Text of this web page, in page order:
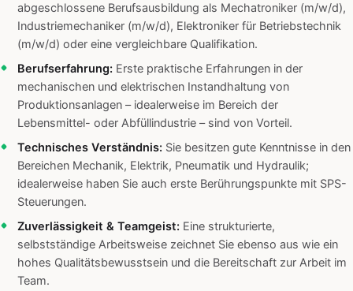
abgeschlossene Berufsausbildung als Mechatroniker (m/w/d),
Industriemechaniker (m/w/d), Elektroniker für Betriebstechnik
(m/w/d) oder eine vergleichbare Qualifikation.
Berufserfahrung: Erste praktische Erfahrungen in der
mechanischen und elektrischen Instandhaltung von
Produktionsanlagen – idealerweise im Bereich der
Lebensmittel- oder Abfüllindustrie – sind von Vorteil.
Technisches Verständnis: Sie besitzen gute Kenntnisse in den
Bereichen Mechanik, Elektrik, Pneumatik und Hydraulik;
idealerweise haben Sie auch erste Berührungspunkte mit SPS-
Steuerungen.
Zuverlässigkeit & Teamgeist: Eine strukturierte,
selbstständige Arbeitsweise zeichnet Sie ebenso aus wie ein
hohes Qualitätsbewusstsein und die Bereitschaft zur Arbeit im
Team.